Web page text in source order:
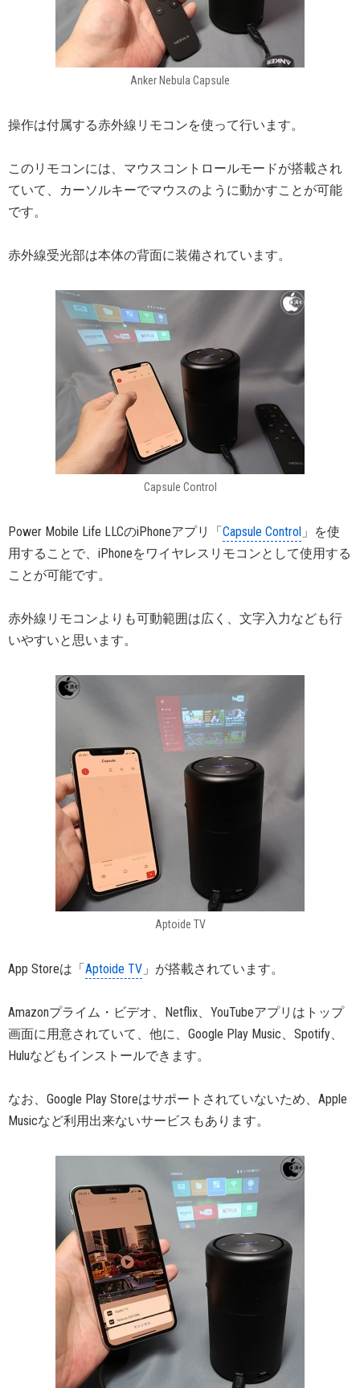
Anker Nebula Capsule
操作は付属する赤外線リモコンを使って行います。
このリモコンには、マウスコントロールモードが搭載され
ていて、カーソルキーでマウスのように動かすことが可能
です。
赤外線受光部は本体の背面に装備されています。
Capsule Control
Power Mobile Life LLCのiPhoneアプリ「Capsule Control 」を使
用することで、iPhoneをワイヤレスリモコンとして使用する
ことが可能です。
赤外線リモコンよりも可動範囲は広く、文字入力なども行
いやすいと思います。
Aptoide TV
App Storeは「Aptoide TV 」が搭載されています。
Amazonプライム・ビデオ、Netflix、YouTubeアプリはトップ
画面に用意されていて、他に、Google Play Music、Spotify、
Huluなどもインストールできます。
なお、Google Play Storeはサポートされていないため、Apple
Musicなど利用出来ないサービスもあります。